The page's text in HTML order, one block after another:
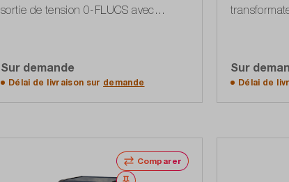
sortie de tension 0-FLUCS avec
Sur demande
Délai de livraison sur demande
Sur
Délai de
Comparer